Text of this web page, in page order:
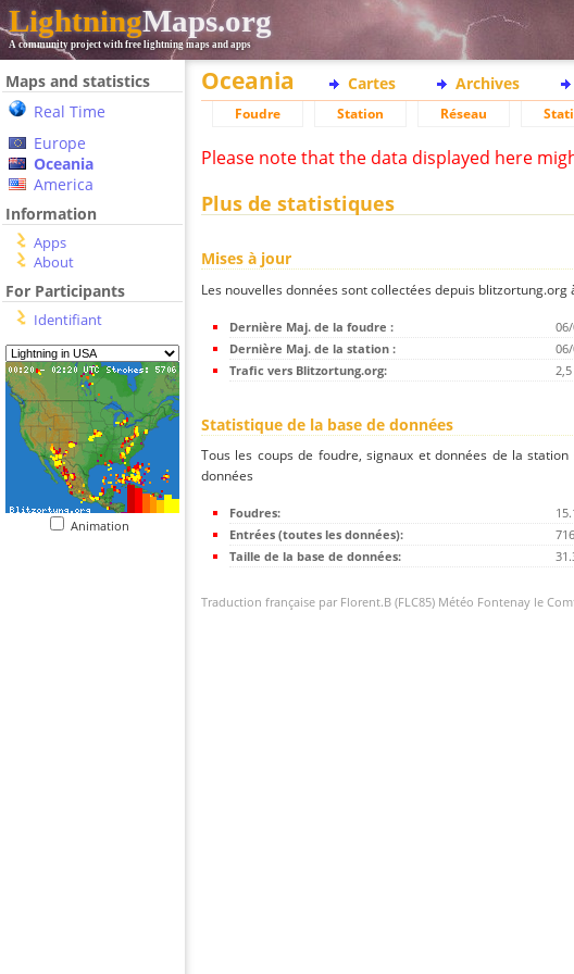
LightningMaps.org
A community project with free lightning maps and apps
Maps and statistics
Real Time
Europe
Oceania
America
Information
Apps
About
For Participants
Identifiant
Animation
Oceania Cartes Archives
Foudre Station Réseau
Please note that the data displayed here
Plus de statistiques
Mises à jour
Les nouvelles données sont collectées depuis
Dernière Maj. de la foudre :
Dernière Maj. de la station :
Trafic vers Blitzortung.org:
Statistique de la base de données
Tous les coups de foudre, signaux et données de la
données
Foudres:
Entrées (toutes les données):
Taille de la base de données:
Traduction française par Florent.B (FLC85) Météo Fontenay le